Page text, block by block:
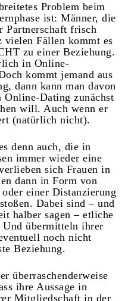
Problem beim
ist: Männer, die
Partnerschaft frisch
vielen Fällen kommt es
zu einer Beziehung.
in Online-
kommt jemand aus
dann kann man davon
Online-Dating zunächst
will. Auch wenn er
(natürlich nicht).
denn auch, die in
immer wieder eine
sich Frauen in
dann in Form von
einer Distanzierung
Dabei sind – und
halber sagen – etliche
Und übermitteln ihrer
noch nicht
Beziehung.
überraschenderweise
ihre Aussage in
Mitgliedschaft in der